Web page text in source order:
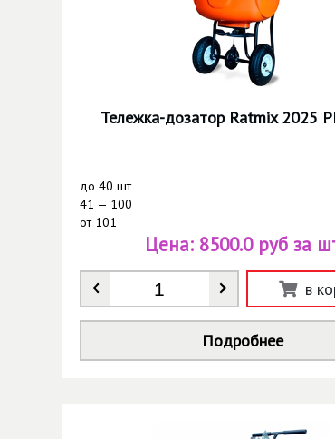
Тележка-дозатор Ratmix 2025
до 40 шт
41 — 100
от101
Количество *
Цена: 8500.0 руб за
в
Подробнее